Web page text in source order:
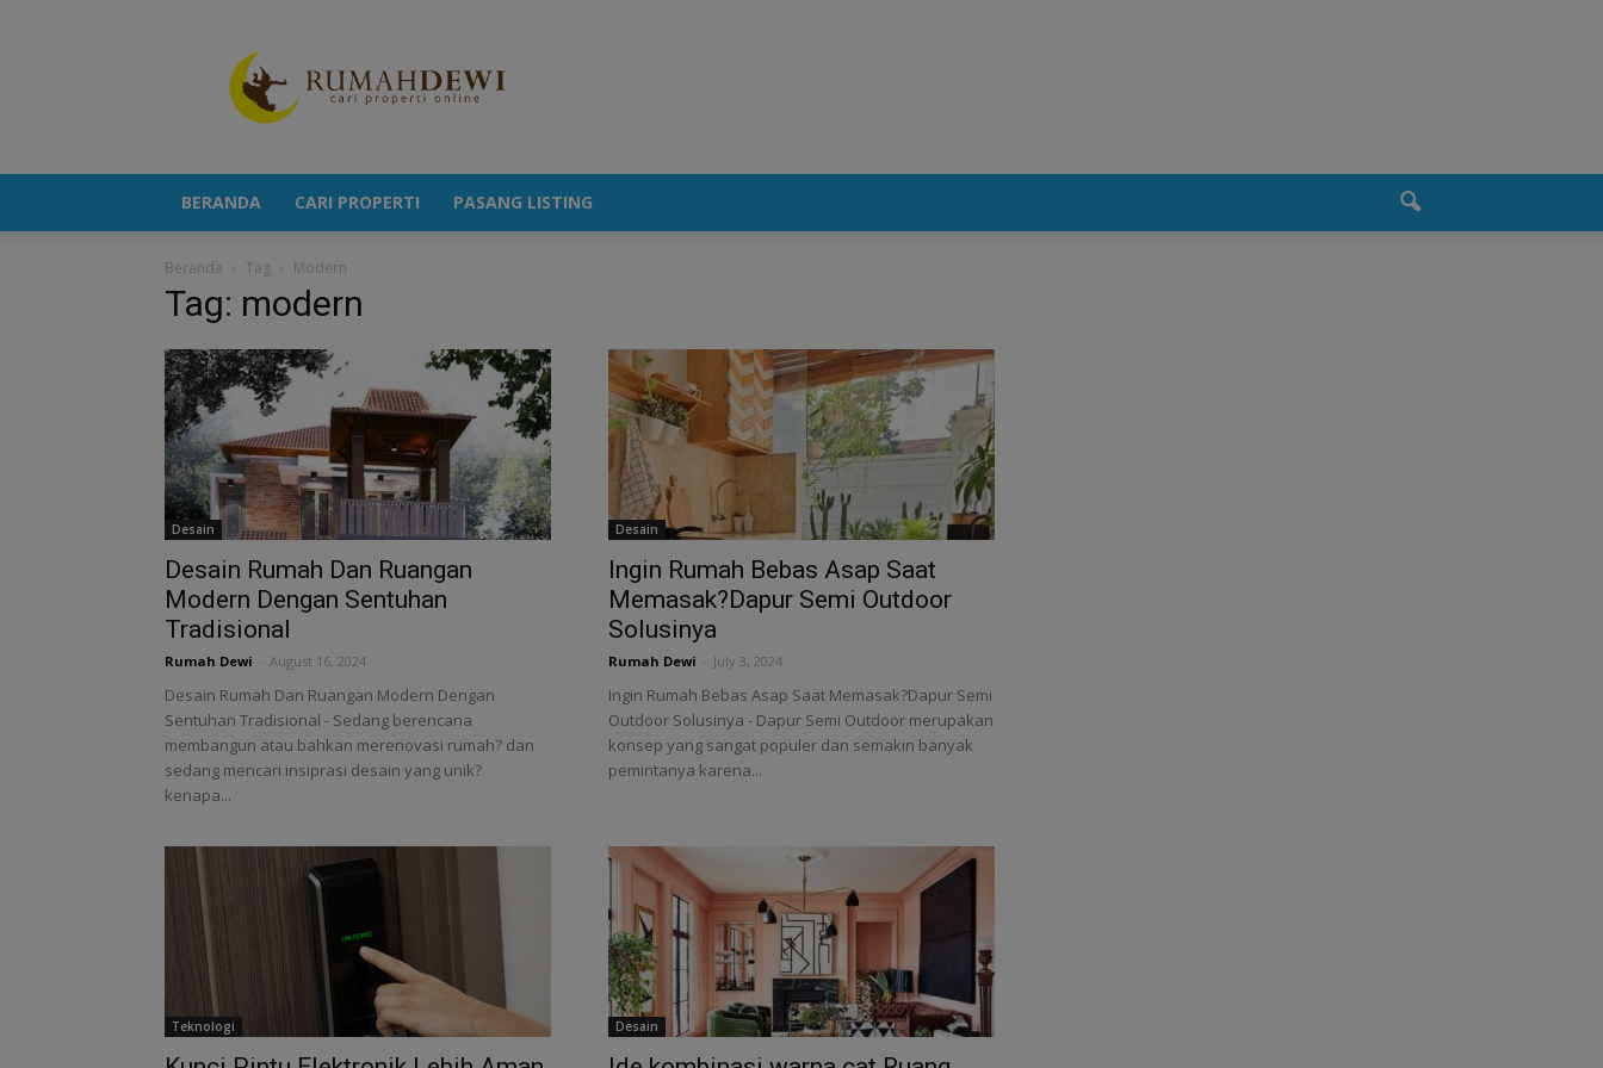
Berita
Properti
Terkini
BERANDA CARI PROPERTI PASANG LISTING
Beranda Tag Modern
Tag: modern
Desain
Desain Rumah Dan Ruangan
Modern Dengan Sentuhan
Tradisional
Rumah Dewi August 16, 2024
Desain Rumah Dan Ruangan Modern Dengan
Sentuhan Tradisional - Sedang berencana
membangun atau bahkan merenovasi rumah? dan
sedang mencari insiprasi desain yang unik?
kenapa...
Desain
Ingin Rumah Bebas Asap Saat
Memasak?Dapur Semi Outdoor
Solusinya
Rumah Dewi July 3, 2024
Ingin Rumah Bebas Asap Saat Memasak?Dapur Semi
Outdoor Solusinya - Dapur Semi Outdoor merupakan
konsep yang sangat populer dan semakin banyak
pemintanya karena...
Teknologi Desain